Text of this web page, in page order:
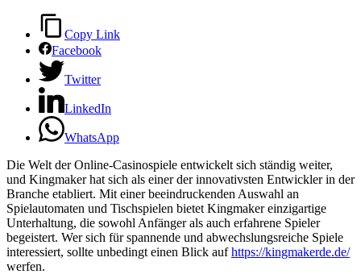
Copy Link
Facebook
Twitter
LinkedIn
WhatsApp
Die Welt der Online-Casinospiele entwickelt sich ständig weiter,
und Kingmaker hat sich als einer der innovativsten Entwickler in der
Branche etabliert. Mit einer beeindruckenden Auswahl an
Spielautomaten und Tischspielen bietet Kingmaker einzigartige
Unterhaltung, die sowohl Anfänger als auch erfahrene Spieler
begeistert. Wer sich für spannende und abwechslungsreiche Spiele
interessiert, sollte unbedingt einen Blick aufhttps://kingmakerde.de/
werfen.